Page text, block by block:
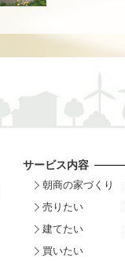
サービス内容
朝商の家づくり
売りたい
建てたい
買いたい